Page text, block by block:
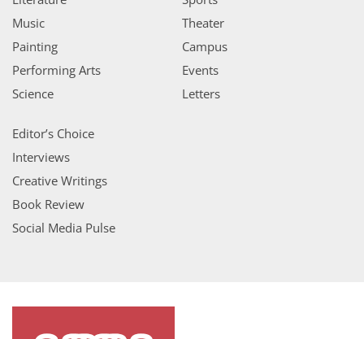
Music
Painting
Performing Arts
Science
Theater
Campus
Events
Letters
Editor’s Choice
Interviews
Creative Writings
Book Review
Social Media Pulse